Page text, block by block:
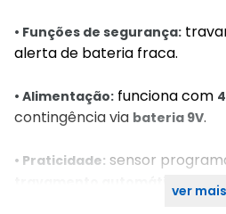
• Funções de segurança:
alerta de bateria fraca.
• Alimentação: funciona com
contingência via bateria 9V.
• Praticidade: sensor
da
ver mais